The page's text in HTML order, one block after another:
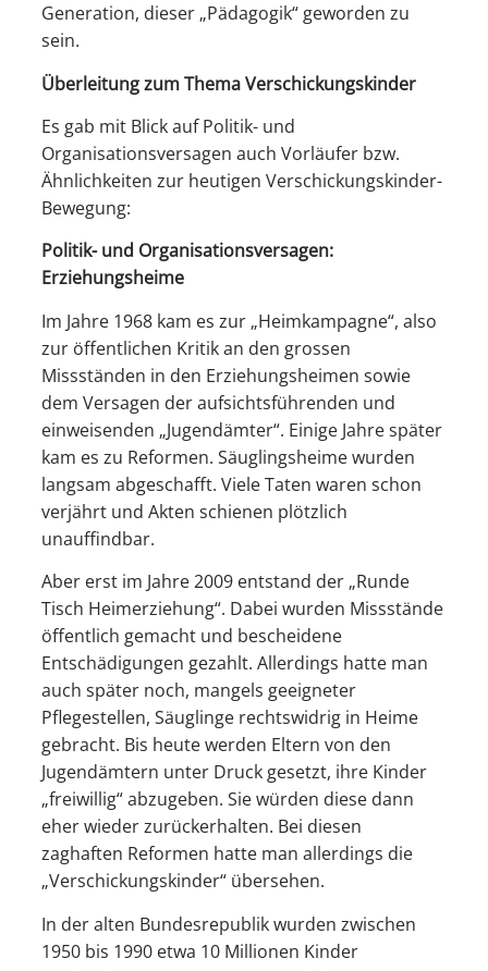
Generation, dieser „Pädagogik“ geworden zu
sein.
Überleitung zum Thema Verschickungskinder
Es gab mit Blick auf Politik- und
Organisationsversagen auch Vorläufer bzw.
Ähnlichkeiten zur heutigen Verschickungskinder-
Bewegung:
Politik- und Organisationsversagen:
Erziehungsheime
Im Jahre 1968 kam es zur „Heimkampagne“, also
zur öffentlichen Kritik an den grossen
Missständen in den Erziehungsheimen sowie
dem Versagen der aufsichtsführenden und
einweisenden „Jugendämter“. Einige Jahre später
kam es zu Reformen. Säuglingsheime wurden
langsam abgeschafft. Viele Taten waren schon
verjährt und Akten schienen plötzlich
unauffindbar.
Aber erst im Jahre 2009 entstand der „Runde
Tisch Heimerziehung“. Dabei wurden Missstände
öffentlich gemacht und bescheidene
Entschädigungen gezahlt. Allerdings hatte man
auch später noch, mangels geeigneter
Pflegestellen, Säuglinge rechtswidrig in Heime
gebracht. Bis heute werden Eltern von den
Jugendämtern unter Druck gesetzt, ihre Kinder
„freiwillig“ abzugeben. Sie würden diese dann
eher wieder zurückerhalten. Bei diesen
zaghaften Reformen hatte man allerdings die
„Verschickungskinder“ übersehen.
In der alten Bundesrepublik wurden zwischen
1950 bis 1990 etwa 10 Millionen Kinder